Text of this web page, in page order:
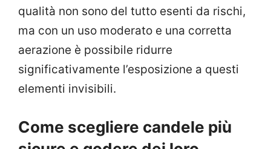
qualità non sono del tutto esenti da rischi,
ma con un uso moderato e una corretta
aerazione è possibile ridurre
significativamente l’esposizione a questi
elementi invisibili.
Come scegliere candele più